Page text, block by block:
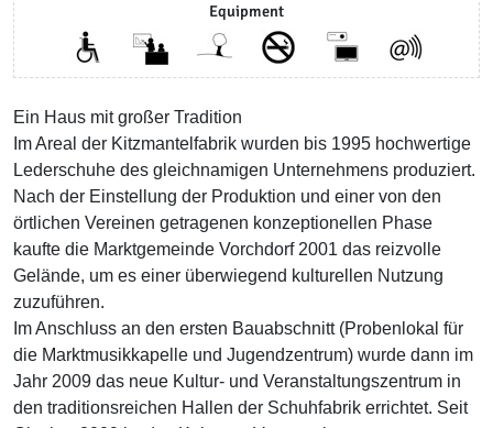
Equipment
Ein Haus mit großer Tradition
Im Areal der Kitzmantelfabrik wurden bis 1995 hochwertige
Lederschuhe des gleichnamigen Unternehmens produziert.
Nach der Einstellung der Produktion und einer von den
örtlichen Vereinen getragenen konzeptionellen Phase
kaufte die Marktgemeinde Vorchdorf 2001 das reizvolle
Gelände, um es einer überwiegend kulturellen Nutzung
zuzuführen.
Im Anschluss an den ersten Bauabschnitt (Probenlokal für
die Marktmusikkapelle und Jugendzentrum) wurde dann im
Jahr 2009 das neue Kultur- und Veranstaltungszentrum in
den traditionsreichen Hallen der Schuhfabrik errichtet. Seit